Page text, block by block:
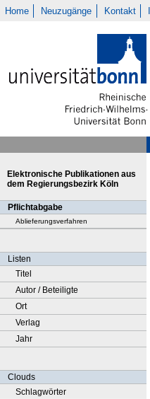
Home Neuzugänge Kontakt
Elektronische Publikationen aus
dem Regierungsbezirk Köln
Pflichtabgabe
Ablieferungsverfahren
Listen
Titel
Autor / Beteiligte
Ort
Verlag
Jahr
Clouds
Schlagwörter